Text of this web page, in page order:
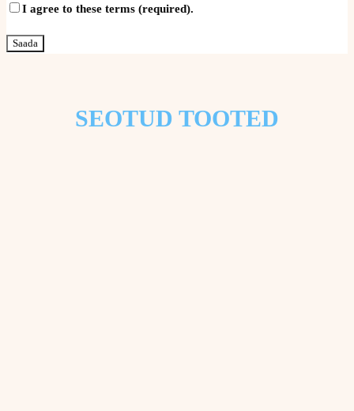
I agree to these terms (required).
SEOTUD TOOTED